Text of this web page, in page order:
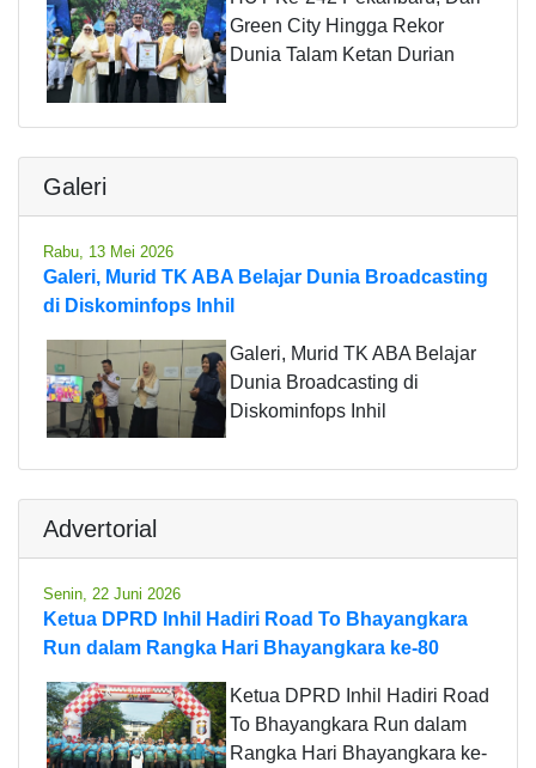
Green City Hingga Rekor
Dunia Talam Ketan Durian
Galeri
Rabu, 13 Mei 2026
Galeri, Murid TK ABA Belajar Dunia Broadcasting
di Diskominfops Inhil
Galeri, Murid TK ABA Belajar
Dunia Broadcasting di
Diskominfops Inhil
Advertorial
Senin, 22 Juni 2026
Ketua DPRD Inhil Hadiri Road To Bhayangkara
Run dalam Rangka Hari Bhayangkara ke-80
Ketua DPRD Inhil Hadiri Road
To Bhayangkara Run dalam
Rangka Hari Bhayangkara ke-